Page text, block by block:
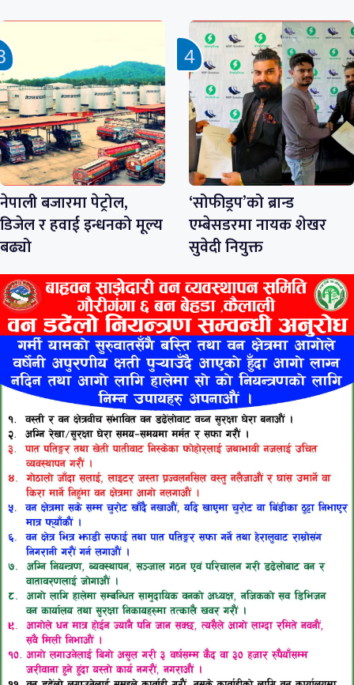
नेपाली बजारमा पेट्रोल,
डिजेल र हवाई इन्धनको मूल्य
बढ्यो
‘सोफीड्रप’को ब्रान्ड
एम्बेसडरमा नायक शेखर
सुवेदी नियुक्त